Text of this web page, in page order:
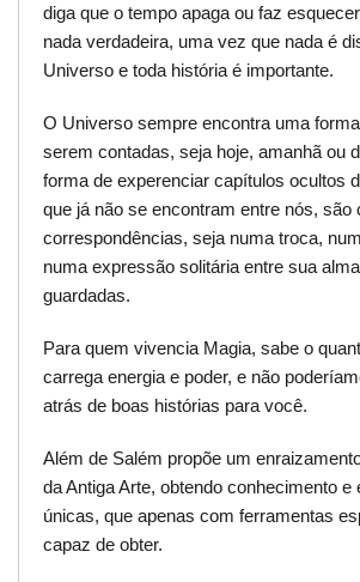
diga que o tempo apaga ou faz
nada verdadeira, uma vez que nada é
Universo e toda história é importante.
O Universo sempre encontra uma
serem contadas, seja hoje, amanhã ou
forma de experenciar capítulos ocultos
que já não se encontram entre nós, são
correspondências, seja numa troca,
numa expressão solitária entre sua
guardadas.
Para quem vivencia Magia, sabe o
carrega energia e poder, e não
atrás de boas histórias para você.
Além de Salém propõe um
da Antiga Arte, obtendo conhecimento e
únicas, que apenas com ferramentas
capaz de obter.